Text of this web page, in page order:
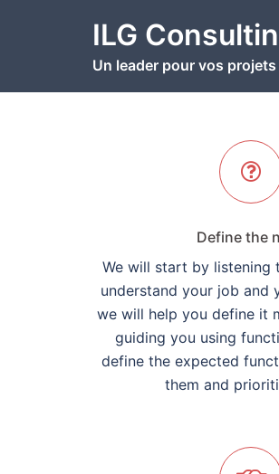
ILG
Un leader pour vos projets
Define the
We will start by listening
understand your job and
we will help you define it
guiding you using
define the expected
them and